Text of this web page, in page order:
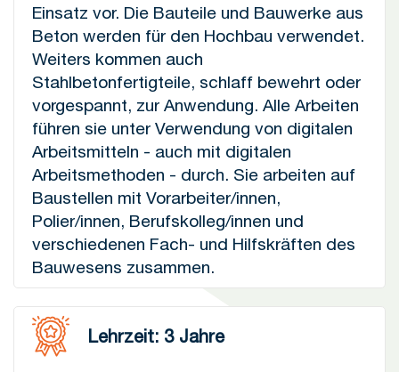
Einsatz vor. Die Bauteile und Bauwerke aus
Beton werden für den Hochbau verwendet.
Weiters kommen auch
Stahlbetonfertigteile, schlaff bewehrt oder
vorgespannt, zur Anwendung. Alle Arbeiten
führen sie unter Verwendung von digitalen
Arbeitsmitteln - auch mit digitalen
Arbeitsmethoden - durch. Sie arbeiten auf
Baustellen mit Vorarbeiter/innen,
Polier/innen, Berufskolleg/innen und
verschiedenen Fach- und Hilfskräften des
Bauwesens zusammen.
Lehrzeit: 3 Jahre